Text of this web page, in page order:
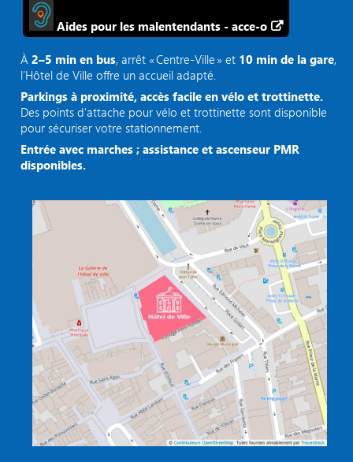
Aides pour les malentendants - acce-o
À2–5 min en bus, arrêt « Centre‑Ville » et 10 min de la gare,
l’Hôtel de Ville offre un accueil adapté.
Parkings à proximité, accès facile en vélo et trottinette.
Des points d'attache pour vélo et trottinette sont disponible
pour sécuriser votre stationnement.
Entrée avec marches ; assistance et ascenseur PMR
disponibles.